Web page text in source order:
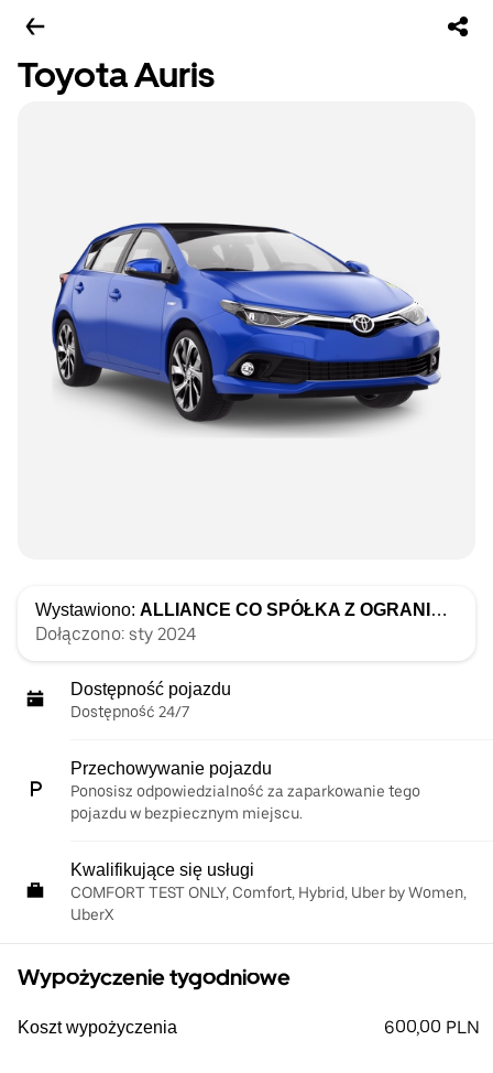
Toyota Auris
Wystawiono: ALLIANCE CO SPÓŁKA Z OGRANICZONĄ ODPOWIEDZIALNOŚCIĄ
Dołączono: sty 2024
Dostępność pojazdu
Dostępność 24/7
Przechowywanie pojazdu
Ponosisz odpowiedzialność za zaparkowanie tego
pojazdu w bezpiecznym miejscu.
Kwalifikujące się usługi
COMFORT TEST ONLY, Comfort, Hybrid, Uber by Women,
UberX
Wypożyczenie tygodniowe
Koszt wypożyczenia 600,00 PLN